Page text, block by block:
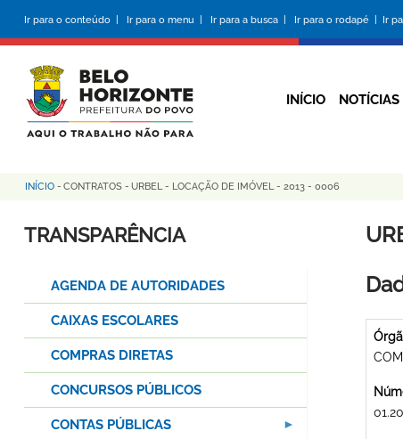
conteúdo
principal
Ir para o conteúdo | Ir para o menu | Ir para a busca | Ir para o rodapé | Ir
INÍCIO NOTÍCIAS
Trilha
de
INÍCIO - CONTRATOS - URBEL - LOCAÇÃO DE IMÓVEL - 2013 - 0006
TRANSPARÊNCIA
AGENDA DE AUTORIDADES
CAIXAS ESCOLARES
COMPRAS DIRETAS
CONCURSOS PÚBLICOS
CONTAS PÚBLICAS